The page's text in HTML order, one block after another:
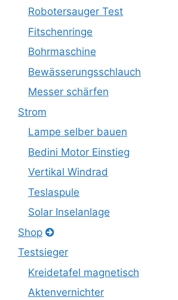
Robotersauger Test
Fitschenringe
Bohrmaschine
Bewässerungsschlauch
Messer schärfen
Strom
Lampe selber bauen
Bedini Motor Einstieg
Vertikal Windrad
Teslaspule
Solar Inselanlage
Shop
Testsieger
Kreidetafel magnetisch
Aktenvernichter